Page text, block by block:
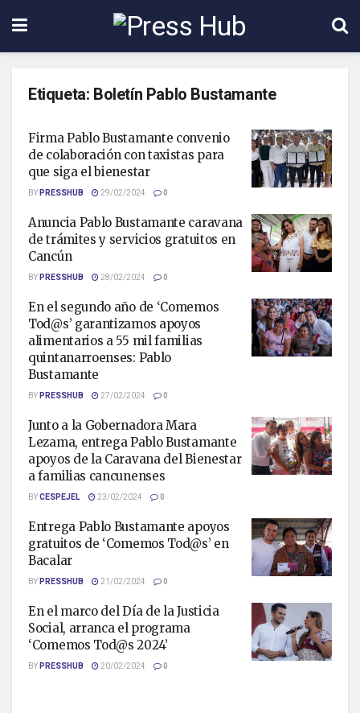
Etiqueta: Boletín Pablo Bustamante
Firma Pablo Bustamante convenio
de colaboración con taxistas para
que siga el bienestar
BYPRESSHUB 29/02/2024 0
Anuncia Pablo Bustamante caravana
de trámites y servicios gratuitos en
Cancún
BYPRESSHUB 28/02/2024 0
En el segundo año de ‘Comemos
Tod@s’ garantizamos apoyos
alimentarios a 55 mil familias
quintanarroenses: Pablo
Bustamante
BYPRESSHUB 27/02/2024 0
Junto a la Gobernadora Mara
Lezama, entrega Pablo Bustamante
apoyos de la Caravana del Bienestar
a familias cancunenses
BYCESPEJEL 23/02/2024 0
Entrega Pablo Bustamante apoyos
gratuitos de ‘Comemos Tod@s’ en
Bacalar
BYPRESSHUB 21/02/2024 0
En el marco del Día de la Justicia
Social, arranca el programa
‘Comemos Tod@s 2024’
BYPRESSHUB 20/02/2024 0